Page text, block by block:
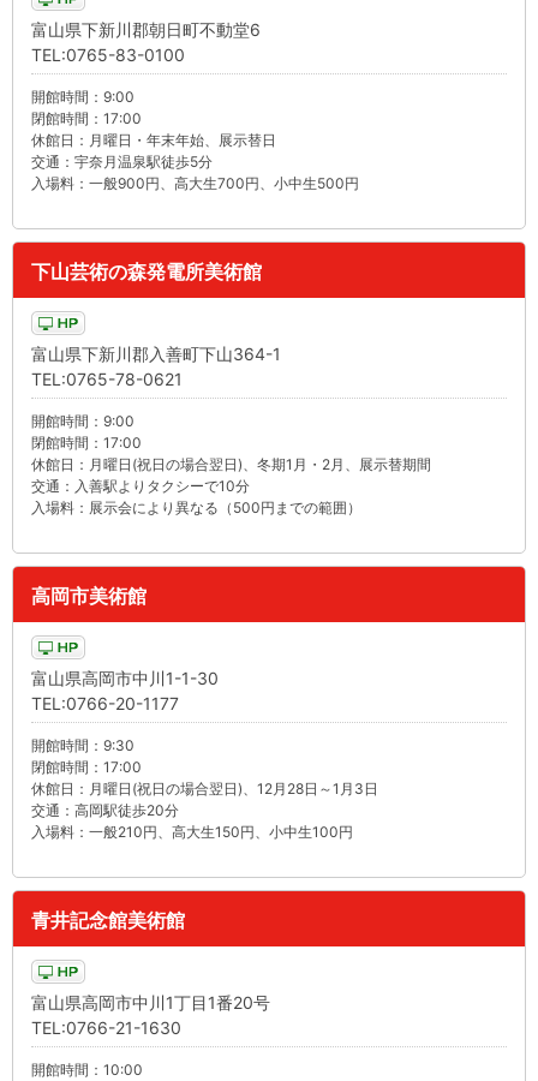
富山県下新川郡朝日町不動堂6
TEL:0765-83-0100
開館時間：9:00
閉館時間：17:00
休館日：月曜日・年末年始、展示替日
交通：宇奈月温泉駅徒歩5分
入場料：一般900円、高大生700円、小中生500円
下山芸術の森発電所美術館
富山県下新川郡入善町下山364-1
TEL:0765-78-0621
開館時間：9:00
閉館時間：17:00
休館日：月曜日(祝日の場合翌日)、冬期1月・2月、展示替期間
交通：入善駅よりタクシーで10分
入場料：展示会により異なる（500円までの範囲）
高岡市美術館
富山県高岡市中川1-1-30
TEL:0766-20-1177
開館時間：9:30
閉館時間：17:00
休館日：月曜日(祝日の場合翌日)、12月28日～1月3日
交通：高岡駅徒歩20分
入場料：一般210円、高大生150円、小中生100円
青井記念館美術館
富山県高岡市中川1丁目1番20号
TEL:0766-21-1630
開館時間：10:00